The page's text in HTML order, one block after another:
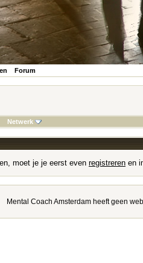
Forum
Netwerk
moet je je eerst even registreren en
Mental Coach Amsterdam heeft geen